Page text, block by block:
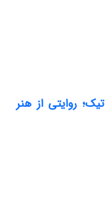
روایتی از هنر